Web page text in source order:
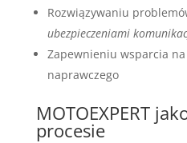
Rozwiązywaniu
ubezpieczeniami
Zapewnieniu wsparcia
naprawczego
MOTOEXPERT
procesie